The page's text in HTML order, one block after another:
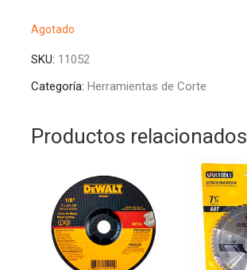
Agotado
SKU: 11052
Categoría: Herramientas de Corte
Productos relacionados